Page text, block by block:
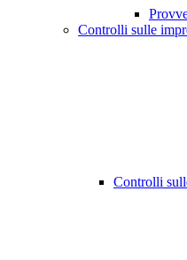
Controlli sulle
Controlli